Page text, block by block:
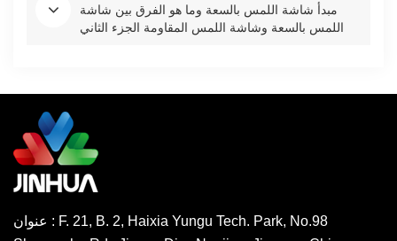
مبدأ شاشة اللمس بالسعة وما هو الفرق بين شاشة
اللمس بالسعة وشاشة اللمس المقاومة الجزء الثاني
عنوان : F. 21, B. 2, Haixia Yungu Tech. Park, No.98